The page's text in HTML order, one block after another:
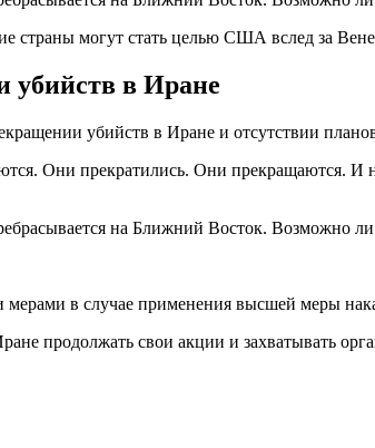
страны могут стать целью США вслед за
убийств в Иране
убийств в Иране и отсутствии
Они прекратились. Они прекращаются.
в случае применения высшей меры
продолжать свои акции и захватывать